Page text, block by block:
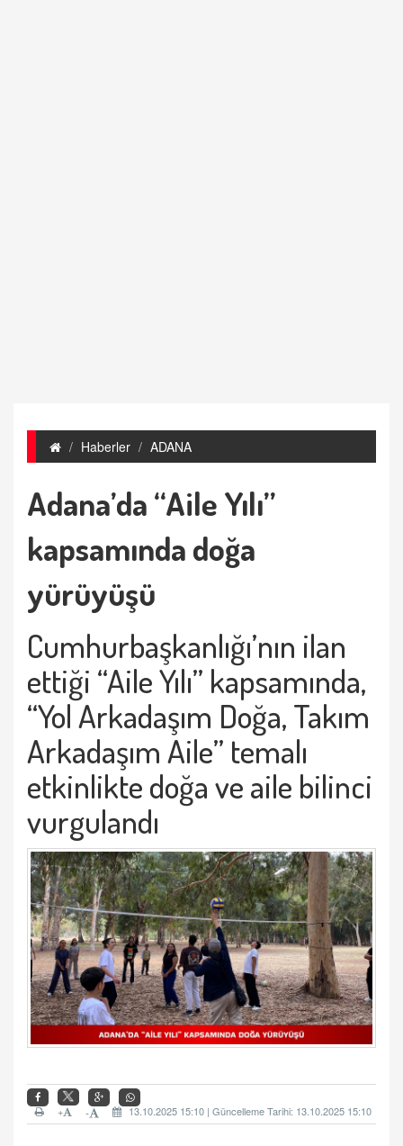
Haberler ADANA
Adana’da “Aile Yılı”
kapsamında doğa
yürüyüşü
Cumhurbaşkanlığı’nın ilan
ettiği “Aile Yılı” kapsamında,
“Yol Arkadaşım Doğa, Takım
Arkadaşım Aile” temalı
etkinlikte doğa ve aile bilinci
vurgulandı
13.10.2025 15:10 | Güncelleme Tarihi: 13.10.2025 15:10
-
+